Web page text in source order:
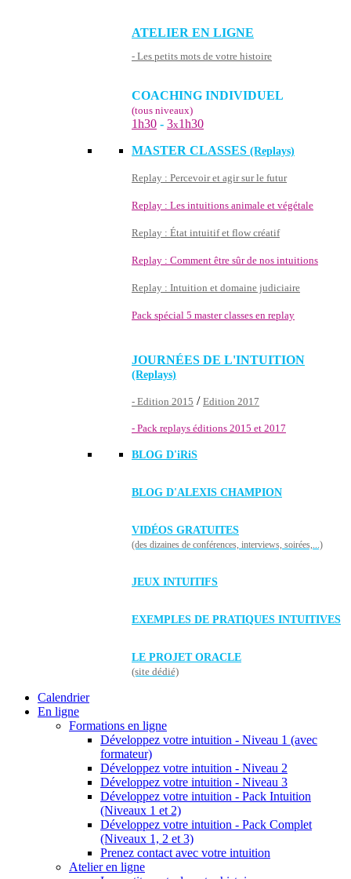
ATELIER EN LIGNE
- Les petits mots de votre histoire
COACHING INDIVIDUEL
(tous niveaux)
1h30 - 3x1h30
MASTER CLASSES (Replays)
Replay : Percevoir et agir sur le futur
Replay : Les intuitions animale et végétale
Replay : État intuitif et flow créatif
Replay : Comment être sûr de nos intuitions
Replay : Intuition et domaine judiciaire
Pack spécial 5 master classes en replay
JOURNÉES DE L'INTUITION
(Replays)
- Edition 2015 / Edition 2017
- Pack replays éditions 2015 et 2017
BLOG D'iRiS
BLOG D'ALEXIS CHAMPION
VIDÉOS GRATUITES
(des dizaines de conférences, interviews, soirées,...)
JEUX INTUITIFS
EXEMPLES DE PRATIQUES INTUITIVES
LE PROJET ORACLE
(site dédié)
Calendrier
En ligne
Formations en ligne
Développez votre intuition - Niveau 1 (avec
formateur)
Développez votre intuition - Niveau 2
Développez votre intuition - Niveau 3
Développez votre intuition - Pack Intuition
(Niveaux 1 et 2)
Développez votre intuition - Pack Complet
(Niveaux 1, 2 et 3)
Prenez contact avec votre intuition
Atelier en ligne